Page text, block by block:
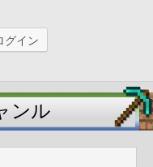
イン
ンル